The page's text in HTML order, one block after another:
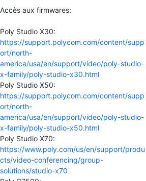
Accès aux firmwares:
Poly Studio X30:
https://support.polycom.com/content/supp
ort/north-
america/usa/en/support/video/poly-studio-
x-family/poly-studio-x30.html
Poly Studio X50:
https://support.polycom.com/content/supp
ort/north-
america/usa/en/support/video/poly-studio-
x-family/poly-studio-x50.html
Poly Studio X70:
https://www.poly.com/us/en/support/produ
cts/video-conferencing/group-
solutions/studio-x70